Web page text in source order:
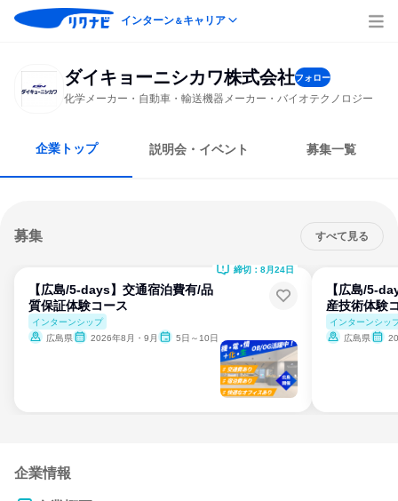
インターン＆キャリア
ダイキョーニシカワ株式会社フォロー
化学メーカー・自動車・輸送機器メーカー・バイオテクノロジー
企業トップ 説明会・イベント 募集一覧
募集 すべて見る
【広島/5-days】交通宿泊費有/品
質保証体験コース
インターンシップ
広島県
2026年8月・9月 5日～10日
締切：8月24日
【広島/5-
産技術体験
インターンシッ
広島県
企業情報